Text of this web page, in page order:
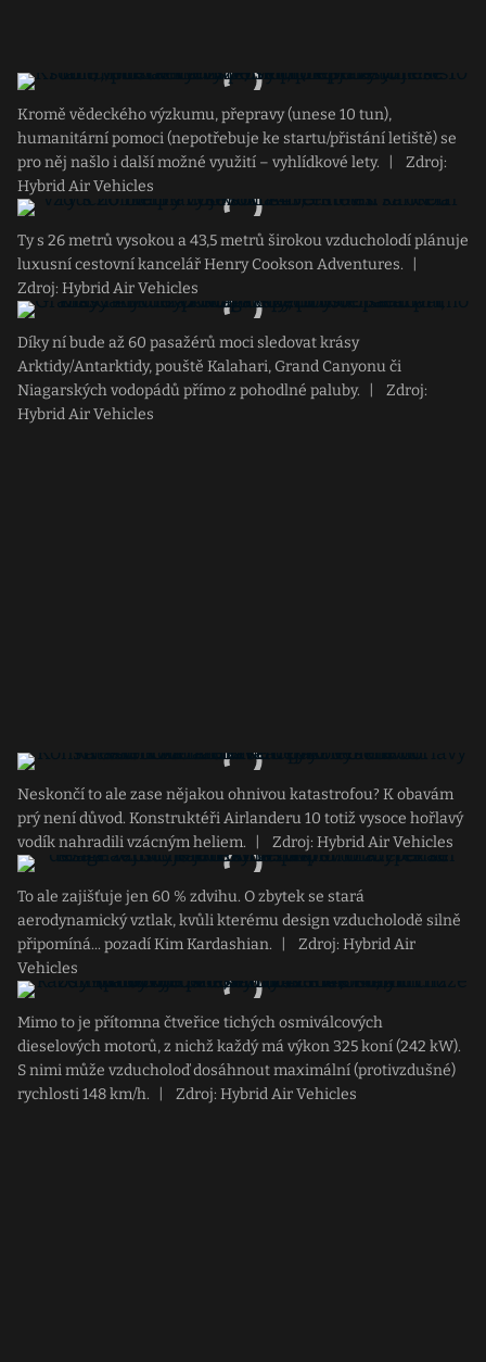
Kromě vědeckého výzkumu, přepravy (unese 10 tun),
humanitární pomoci (nepotřebuje ke startu/přistání letiště) se
pro něj našlo i další možné využití – vyhlídkové lety.
Zdroj:
Hybrid Air Vehicles
Ty s 26 metrů vysokou a 43,5 metrů širokou vzducholodí plánuje
luxusní cestovní kancelář Henry Cookson Adventures.
Zdroj: Hybrid Air Vehicles
Díky ní bude až 60 pasažérů moci sledovat krásy
Arktidy/Antarktidy, pouště Kalahari, Grand Canyonu či
Niagarských vodopádů přímo z pohodlné paluby.
Zdroj:
Hybrid Air Vehicles
Neskončí to ale zase nějakou ohnivou katastrofou? K obavám
prý není důvod. Konstruktéři Airlanderu 10 totiž vysoce hořlavý
vodík nahradili vzácným heliem.
Zdroj: Hybrid Air Vehicles
To ale zajišťuje jen 60 % zdvihu. O zbytek se stará
aerodynamický vztlak, kvůli kterému design vzducholodě silně
připomíná... pozadí Kim Kardashian.
Zdroj: Hybrid Air
Vehicles
Mimo to je přítomna čtveřice tichých osmiválcových
dieselových motorů, z nichž každý má výkon 325 koní (242 kW).
S nimi může vzducholoď dosáhnout maximální (protivzdušné)
rychlosti 148 km/h.
Zdroj: Hybrid Air Vehicles